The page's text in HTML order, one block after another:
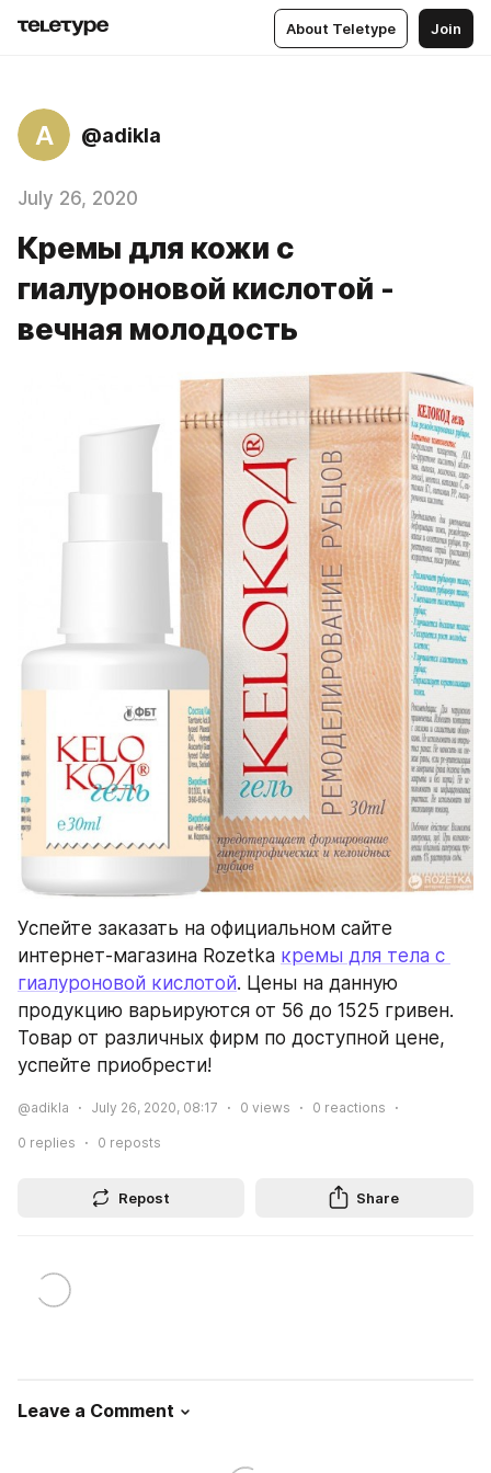
About Teletype Join
A @adikla
July 26, 2020
Кремы для кожи с
гиалуроновой кислотой -
вечная молодость
Успейте заказать на официальном сайте
интернет-магазина Rozetka кремы для тела с
гиалуроновой кислотой. Цены на данную
продукцию варьируются от 56 до 1525 гривен.
Товар от различных фирм по доступной цене,
успейте приобрести!
@adikla July 26, 2020, 08:17 0 views 0 reactions
0 replies 0 reposts
Repost Share
Leave a Comment